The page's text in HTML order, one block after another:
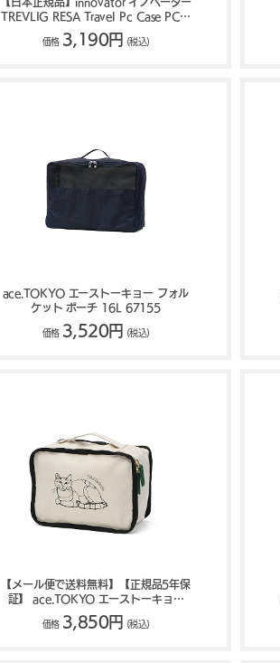
TREVLIG RESA Travel Pc Case PCケ
ース 1.5L IB4931
価格 3,190円 (税込)
ace.TOKYO エーストーキョー フォル
ケット ポーチ 16L 67155
価格 3,520円 (税込)
【メール便で送料無料】【正規品5年保
証】 ace.TOKYO エーストーキョー
HAyU×ace. パッキングポーチS
17821
価格 3,850円 (税込)